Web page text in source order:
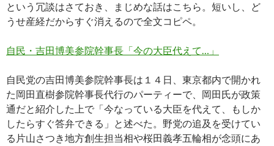
という冗談はさておき、まじめな話はこちら。短いし、ど
うせ産経だからすぐ消えるので全文コピペ。
自民・吉田博美参院幹事長「今の大臣代えて…」
自民党の吉田博美参院幹事長は１４日、東京都内で開かれ
た岡田直樹参院幹事長代行のパーティーで、岡田氏が政策
通だと紹介した上で「今なっている大臣を代えて、もしか
したらすぐ答弁できる」と述べた。野党の追及を受けてい
る片山さつき地方創生担当相や桜田義孝五輪相が念頭にあ